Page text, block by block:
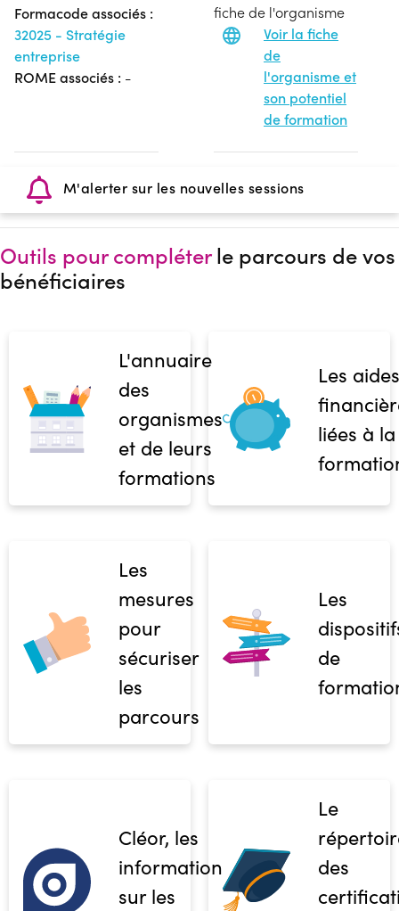
Formacode associés :
32025 - Stratégie
entreprise
ROME associés : -
fiche de l'organisme
Voir la fiche
de
l'organisme et
son potentiel
de formation
M'alerter sur les nouvelles sessions
Outils pour compléterle parcours de vos
bénéficiaires
L'annuaire
des
organismes
et de leurs
formations
Les aides
liées à la
Les
mesures
pour
sécuriser
les
parcours
Les
de
Cléor, les
informations
sur les
Le
des